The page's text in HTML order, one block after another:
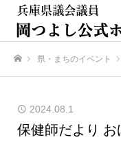
県・まちのイベント
2024.08.1
保健師だより お